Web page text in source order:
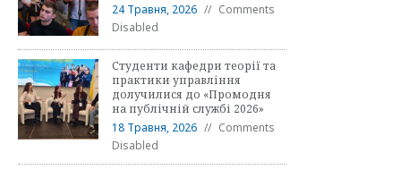
24 Травня, 2026
Comments
Disabled
Студенти кафедри теорії та
практики управління
долучилися до «Промодня
на публічній службі 2026»
18 Травня, 2026
Comments
Disabled